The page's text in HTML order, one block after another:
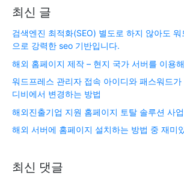
최신 글
검색엔진 최적화(SEO) 별도로 하지 않아도
으로 강력한 seo 기반입니다.
해외 홈페이지 제작 – 현지 국가 서버를 이용
워드프레스 관리자 접속 아이디와 패스워드가
디비에서 변경하는 방법
해외진출기업 지원 홈페이지 토탈 솔루션 사
해외 서버에 홈페이지 설치하는 방법 중 재미
최신 댓글